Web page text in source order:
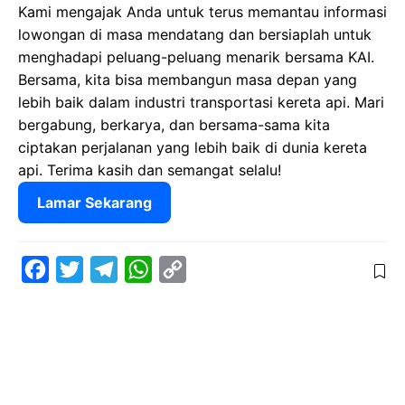
Kami mengajak Anda untuk terus memantau informasi
lowongan di masa mendatang dan bersiaplah untuk
menghadapi peluang-peluang menarik bersama KAI.
Bersama, kita bisa membangun masa depan yang
lebih baik dalam industri transportasi kereta api. Mari
bergabung, berkarya, dan bersama-sama kita
ciptakan perjalanan yang lebih baik di dunia kereta
api. Terima kasih dan semangat selalu!
Lamar Sekarang
W